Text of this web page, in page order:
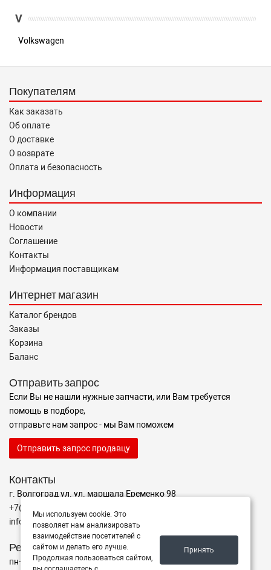
V
Volkswagen
Покупателям
Как заказать
Об оплате
О доставке
О возврате
Оплата и безопасность
Информация
О компании
Новости
Соглашение
Контакты
Информация поставщикам
Интернет магазин
Каталог брендов
Заказы
Корзина
Баланс
Отправить запрос
Если Вы не нашли нужные запчасти, или Вам требуется
помощь в подборе,
отправьте нам запрос - мы Вам поможем
Отправить запрос продавцу
Контакты
г. Волгоград ул. ул. маршала Еременко 98
+7(962)760-02-00
info@avtomarket34.ru
Режим работы
пн-пт с 10:00 до 15:00, Сб-Вс выходной
Мы используем cookie. Это
позволяет нам анализировать
взаимодействие посетителей с
сайтом и делать его лучше.
Продолжая пользоваться сайтом,
Принять